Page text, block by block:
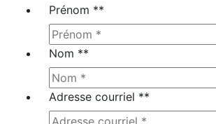
Prénom **
Nom **
Adresse courriel **